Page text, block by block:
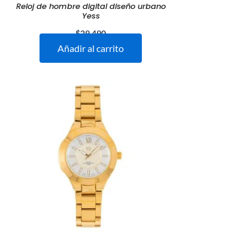
Reloj de hombre digital diseño urbano
Yess
$29.490
Añadir al carrito